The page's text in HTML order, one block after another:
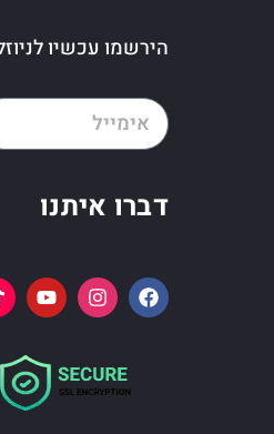
הירשמו עכשיו
דברו איתנו